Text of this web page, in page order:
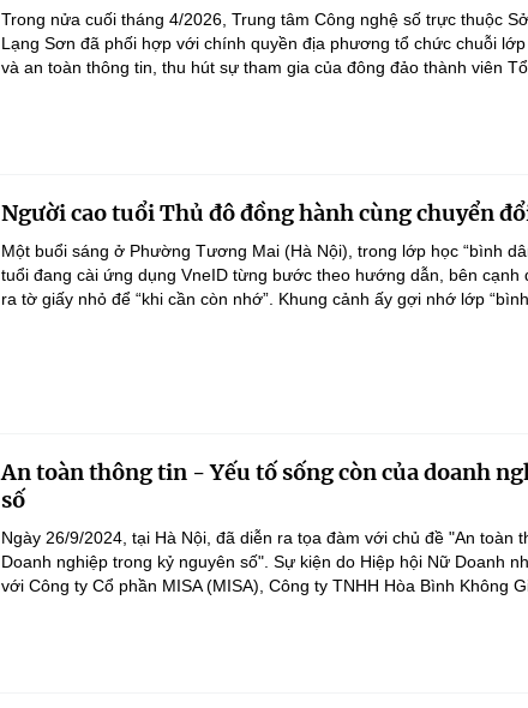
Trong nửa cuối tháng 4/2026, Trung tâm Công nghệ số trực thuộc
Lạng Sơn đã phối hợp với chính quyền địa phương tổ chức chuỗi
và an toàn thông tin, thu hút sự tham gia của đông đảo thành viên
Người cao tuổi Thủ đô đồng hành cùng chuyển
Một buổi sáng ở Phường Tương Mai (Hà Nội), trong lớp học “bình
tuổi đang cài ứng dụng VneID từng bước theo hướng dẫn, bên cạnh
ra tờ giấy nhỏ để “khi cần còn nhớ”. Khung cảnh ấy gợi nhớ lớp
An toàn thông tin - Yếu tố sống còn của doanh
số
Ngày 26/9/2024, tại Hà Nội, đã diễn ra tọa đàm với chủ đề "An toàn
Doanh nghiệp trong kỷ nguyên số". Sự kiện do Hiệp hội Nữ Doanh
với Công ty Cổ phần MISA (MISA), Công ty TNHH Hòa Bình Không